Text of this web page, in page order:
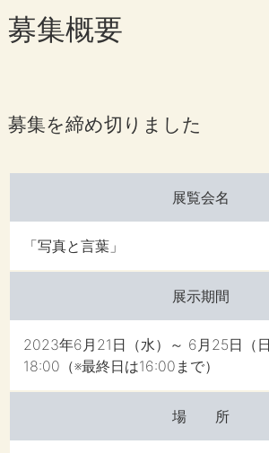
募集概要
募集を締め切りました
展覧会名
「写真と言葉」
展示期間
2023年6月21日（水）～ 6月25日（
18:00（※最終日は16:00まで）
場 所